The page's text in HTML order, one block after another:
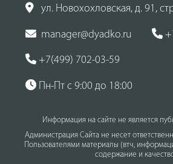
ул. Новохохловская, д. 91,
manager@dyadko.ru
+7(499) 702-03-59
Пн-Пт с 9:00 до 18:00
Информация на сайте не является
Администрация Сайта не несет
Пользователями материалы (втч,
содержание и